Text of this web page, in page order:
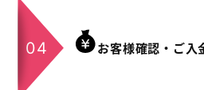
お客様確認・ご入